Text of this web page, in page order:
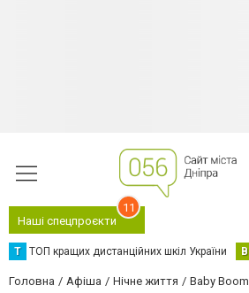
Наші спецпроєкти
11
Т ТОП кращих дистанційних шкіл України В
Головна Афіша Нічне життя Baby Boom